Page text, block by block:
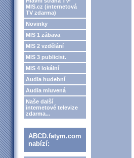
MIS.cz (internetová
TV zdarma)
Novinky
MIS 1 zábava
MIS 2 vzdělání
MIS 3 publicist.
MIS 4 lokální
Audia hudební
Audia mluvená
Naše další
internetové televize
zdarma...
ABCD.fatym.com
nabízí: